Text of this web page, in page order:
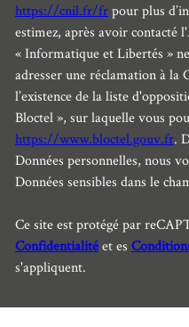
https://cnil.fr/frpour plus
estimez, après avoir contacté
« Informatique et Libertés »
adresser une réclamation à
l’existence de la liste
Bloctel », sur laquelle vous
https://www.bloctel.gouv.fr.
Données personnelles, nous
Données sensibles dans le
Ce site est protégé par
Confidentialitéet es
s'appliquent.